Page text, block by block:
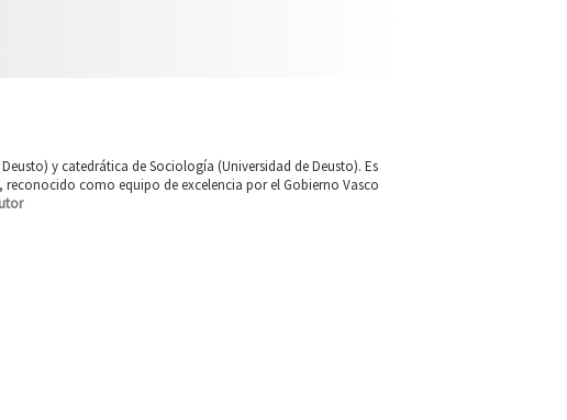
y catedrática de Sociología (Universidad de Deusto). Es
como equipo de excelencia por el Gobierno Vasco